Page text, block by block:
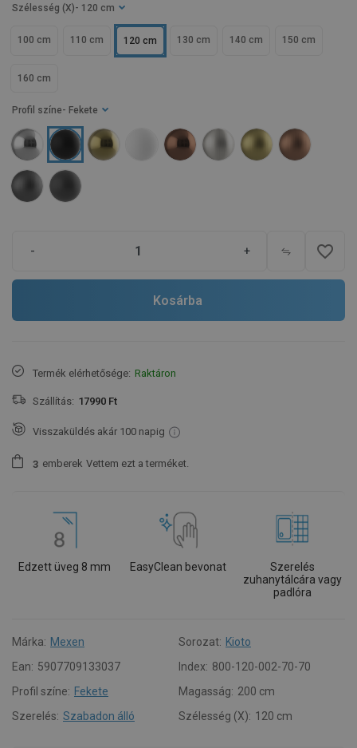
Profil színe - Fekete
Szélesség (X) - 120 cm
100 cm 110 cm 120 cm 130 cm 140 cm 150 cm
160 cm
- + favorite_border
Kosárba
Termék elérhetősége: Raktáron
Szállítás: 17990 Ft
Visszaküldés akár 100 napig
3 emberek Vettem ezt a terméket.
Edzett üveg 8 mm EasyClean bevonat
Szerelés
zuhanytálcára vagy
padlóra
Márka: Mexen Sorozat: Kioto
Ean: 5907709133037 Index: 800-120-002-70-70
Profil színe: Fekete Magasság: 200 cm
Szerelés: Szabadon álló Szélesség (X): 120 cm